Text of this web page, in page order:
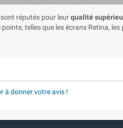
réputés pour leurqualité
telles que les écrans Retina,
à donner votre avis !